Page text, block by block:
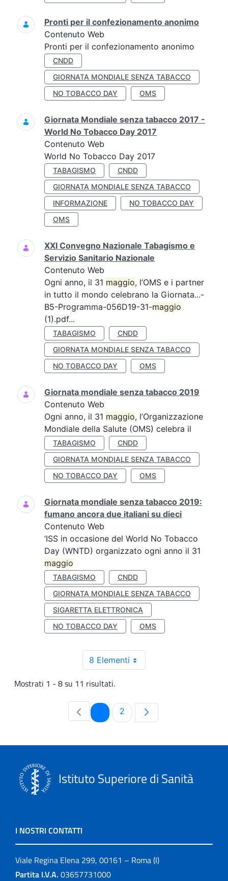
Pronti per il confezionamento anonimo
Contenuto Web
Pronti per il confezionamento anonimo
CNDD
GIORNATA MONDIALE SENZA TABACCO
NO TOBACCO DAY
OMS
Giornata Mondiale senza tabacco 2017 -
World No Tobacco Day 2017
Contenuto Web
World No Tobacco Day 2017
TABAGISMO
CNDD
GIORNATA MONDIALE SENZA TABACCO
INFORMAZIONE
NO TOBACCO DAY
OMS
XXI Convegno Nazionale Tabagismo e
Servizio Sanitario Nazionale
Contenuto Web
Ogni anno, il 31 maggio, l’OMS e i partner
in tutto il mondo celebrano la Giornata...-
B5-Programma-056D19-31-maggio
(1).pdf...
TABAGISMO
CNDD
GIORNATA MONDIALE SENZA TABACCO
NO TOBACCO DAY
OMS
Giornata mondiale senza tabacco 2019
Contenuto Web
Ogni anno, il 31 maggio, l’Organizzazione
Mondiale della Salute (OMS) celebra il
TABAGISMO
CNDD
GIORNATA MONDIALE SENZA TABACCO
NO TOBACCO DAY
OMS
Giornata mondiale senza tabacco 2019:
fumano ancora due italiani su dieci
Contenuto Web
’ISS in occasione del World No Tobacco
Day (WNTD) organizzato ogni anno il 31
maggio
TABAGISMO
CNDD
GIORNATA MONDIALE SENZA TABACCO
SIGARETTA ELETTRONICA
NO TOBACCO DAY
OMS
8 Elementi
Mostrati 1 - 8 su 11 risultati.
PaginaPagina
2
Istituto Superiore di Sanità
I NOSTRI CONTATTI
Viale Regina Elena 299, 00161 – Roma (I)
Partita I.V.A. 03657731000